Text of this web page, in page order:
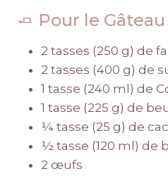
🧈 Pour le Gâteau
2 tasses (250 g) de
2 tasses (400 g) de
1 tasse (240 ml) de
1 tasse (225 g) de
¼ tasse (25 g) de
½ tasse (120 ml) de
2 œufs